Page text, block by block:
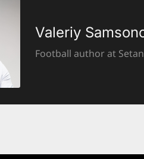
Valeriy
Football author at